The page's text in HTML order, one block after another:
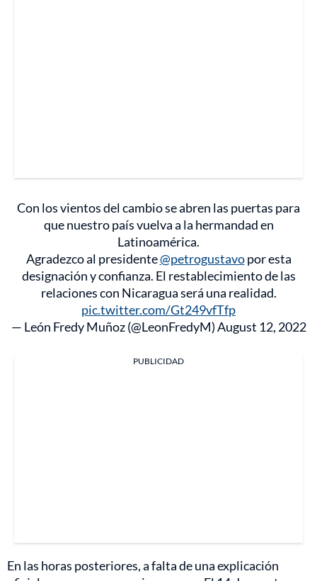
Con los vientos del cambio se abren las puertas para
que nuestro país vuelva a la hermandad en
Latinoamérica.
Agradezco al presidente@petrogustavopor esta
designación y confianza. El restablecimiento de las
relaciones con Nicaragua será una realidad.
pic.twitter.com/Gt249vfTfp
— León Fredy Muñoz (@LeonFredyM)August 12, 2022
PUBLICIDAD
En las horas posteriores, a falta de una explicación